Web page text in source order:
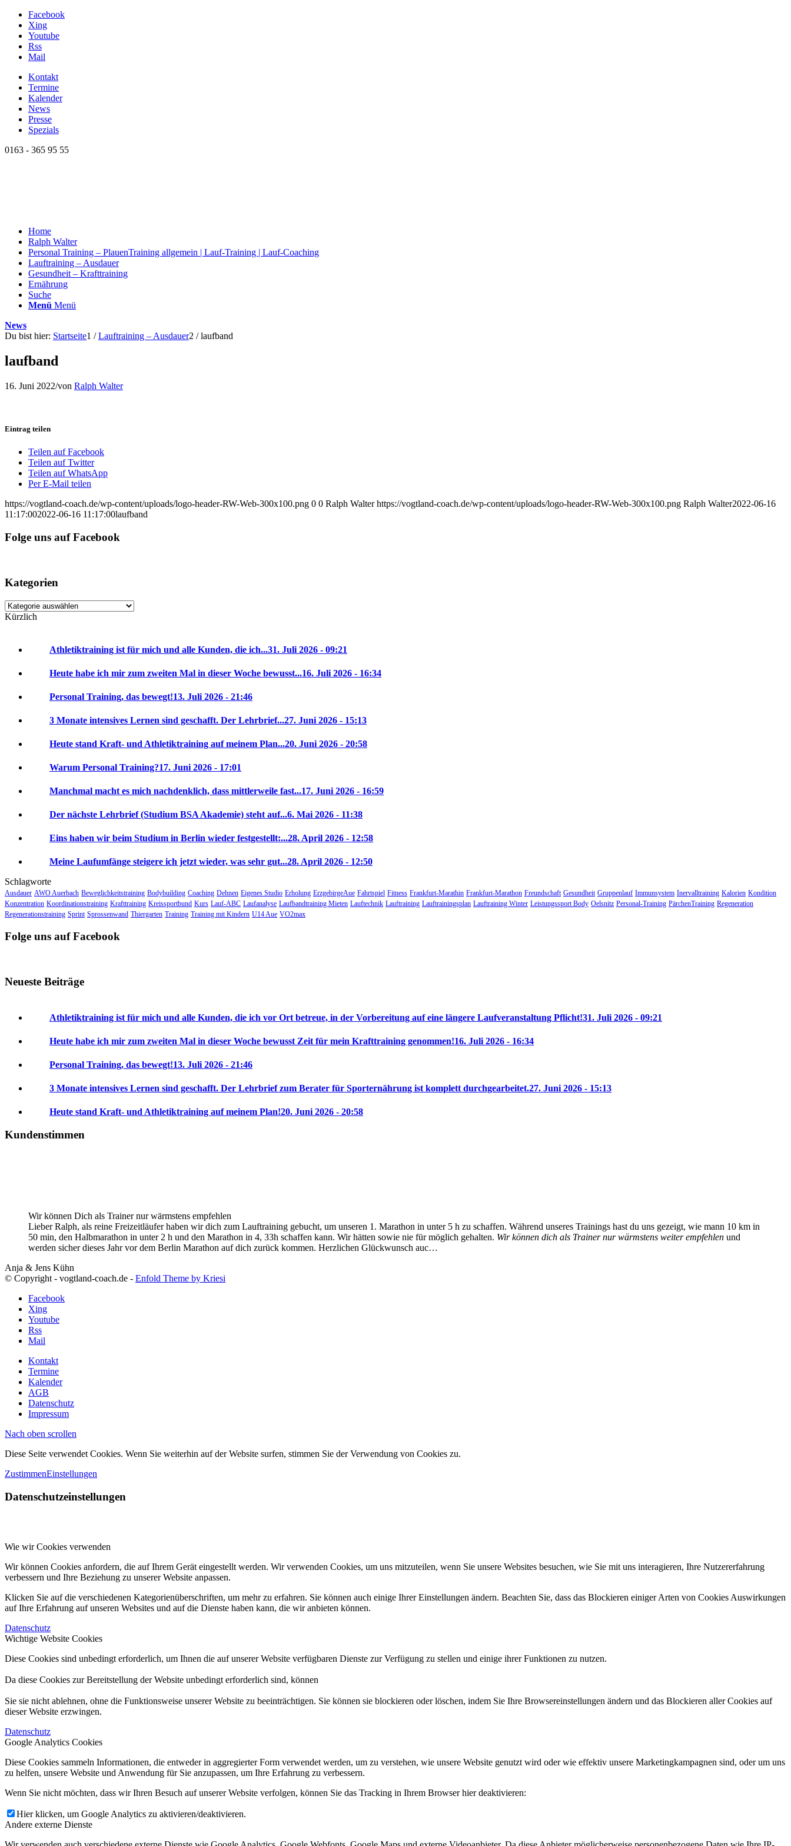
Facebook
Xing
Youtube
Rss
Mail
Kontakt
Termine
Kalender
News
Presse
Spezials
0163 - 365 95 55
Home
Ralph Walter
Personal Training – PlauenTraining allgemein | Lauf-Training | Lauf-Coaching
Lauftraining – Ausdauer
Gesundheit – Krafttraining
Ernährung
Suche
Menü Menü
News
Du bist hier: Startseite1 / Lauftraining – Ausdauer2 / laufband
laufband
16. Juni 2022/von Ralph Walter
Eintrag teilen
Teilen auf Facebook
Teilen auf Twitter
Teilen auf WhatsApp
Per E-Mail teilen
https://vogtland-coach.de/wp-content/uploads/logo-header-RW-Web-300x100.png 0 0 Ralph Walter https://vogtland-coach.de/wp-content/uploads/logo-header-RW-Web-300x100.png Ralph Walter2022-06-16
11:17:002022-06-16 11:17:00laufband
Folge uns auf Facebook
Kategorien
Kategorien
Kürzlich
Athletiktraining ist für mich und alle Kunden, die ich...31. Juli 2026 - 09:21
Heute habe ich mir zum zweiten Mal in dieser Woche bewusst...16. Juli 2026 - 16:34
Personal Training, das bewegt!13. Juli 2026 - 21:46
3 Monate intensives Lernen sind geschafft. Der Lehrbrief...27. Juni 2026 - 15:13
Heute stand Kraft- und Athletiktraining auf meinem Plan...20. Juni 2026 - 20:58
Warum Personal Training?17. Juni 2026 - 17:01
Manchmal macht es mich nachdenklich, dass mittlerweile fast...17. Juni 2026 - 16:59
Der nächste Lehrbrief (Studium BSA Akademie) steht auf...6. Mai 2026 - 11:38
Eins haben wir beim Studium in Berlin wieder festgestellt:...28. April 2026 - 12:58
Meine Laufumfänge steigere ich jetzt wieder, was sehr gut...28. April 2026 - 12:50
Schlagworte
Ausdauer AWO Auerbach Beweglichkeitstraining Bodybuilding Coaching Dehnen Eigenes Studio Erholung ErzgebirgeAue Fahrtspiel Fitness Frankfurt-Marathin Frankfurt-Marathon Freundschaft Gesundheit Gruppenlauf Immunsystem Inervalltraining Kalorien Kondition
Konzentration Koordinationstraining Krafttraining Kreissportbund Kurs Lauf-ABC Laufanalyse Laufbandtraining Mieten Lauftechnik Lauftraining Lauftrainingsplan Lauftraining Winter Leistungssport Body Oelsnitz Personal-Training PärchenTraining Regeneration
Regenerationstraining Sprint Sprossenwand Thiergarten Training Training mit Kindern U14 Aue VO2max
Folge uns auf Facebook
Neueste Beiträge
Athletiktraining ist für mich und alle Kunden, die ich vor Ort betreue, in der Vorbereitung auf eine längere Laufveranstaltung Pflicht!31. Juli 2026 - 09:21
Heute habe ich mir zum zweiten Mal in dieser Woche bewusst Zeit für mein Krafttraining genommen!16. Juli 2026 - 16:34
Personal Training, das bewegt!13. Juli 2026 - 21:46
3 Monate intensives Lernen sind geschafft. Der Lehrbrief zum Berater für Sporternährung ist komplett durchgearbeitet.27. Juni 2026 - 15:13
Heute stand Kraft- und Athletiktraining auf meinem Plan!20. Juni 2026 - 20:58
Kundenstimmen
Wir können Dich als Trainer nur wärmstens empfehlen
Lieber Ralph, als reine Freizeitläufer haben wir dich zum Lauftraining gebucht, um unseren 1. Marathon in unter 5 h zu schaffen. Während unseres Trainings hast du uns gezeigt, wie mann 10 km in
50 min, den Halbmarathon in unter 2 h und den Marathon in 4, 33h schaffen kann. Wir hätten sowie nie für möglich gehalten. Wir können dich als Trainer nur wärmstens weiter empfehlen und
werden sicher dieses Jahr vor dem Berlin Marathon auf dich zurück kommen. Herzlichen Glückwunsch auc…
Anja & Jens Kühn
© Copyright - vogtland-coach.de - Enfold Theme by Kriesi
Facebook
Xing
Youtube
Rss
Mail
Kontakt
Termine
Kalender
AGB
Datenschutz
Impressum
Nach oben scrollen
Diese Seite verwendet Cookies. Wenn Sie weiterhin auf der Website surfen, stimmen Sie der Verwendung von Cookies zu.
ZustimmenEinstellungen
Datenschutzeinstellungen
Wie wir Cookies verwenden
Wir können Cookies anfordern, die auf Ihrem Gerät eingestellt werden. Wir verwenden Cookies, um uns mitzuteilen, wenn Sie unsere Websites besuchen, wie Sie mit uns interagieren, Ihre Nutzererfahrung
verbessern und Ihre Beziehung zu unserer Website anpassen.
Klicken Sie auf die verschiedenen Kategorienüberschriften, um mehr zu erfahren. Sie können auch einige Ihrer Einstellungen ändern. Beachten Sie, dass das Blockieren einiger Arten von Cookies Auswirkungen
auf Ihre Erfahrung auf unseren Websites und auf die Dienste haben kann, die wir anbieten können.
Datenschutz
Wichtige Website Cookies
Diese Cookies sind unbedingt erforderlich, um Ihnen die auf unserer Website verfügbaren Dienste zur Verfügung zu stellen und einige ihrer Funktionen zu nutzen.
Da diese Cookies zur Bereitstellung der Website unbedingt erforderlich sind, können
Sie sie nicht ablehnen, ohne die Funktionsweise unserer Website zu beeinträchtigen. Sie können sie blockieren oder löschen, indem Sie Ihre Browsereinstellungen ändern und das Blockieren aller Cookies auf
dieser Website erzwingen.
Datenschutz
Google Analytics Cookies
Diese Cookies sammeln Informationen, die entweder in aggregierter Form verwendet werden, um zu verstehen, wie unsere Website genutzt wird oder wie effektiv unsere Marketingkampagnen sind, oder um uns
zu helfen, unsere Website und Anwendung für Sie anzupassen, um Ihre Erfahrung zu verbessern.
Wenn Sie nicht möchten, dass wir Ihren Besuch auf unserer Website verfolgen, können Sie das Tracking in Ihrem Browser hier deaktivieren:
Hier klicken, um Google Analytics zu aktivieren/deaktivieren.
Andere externe Dienste